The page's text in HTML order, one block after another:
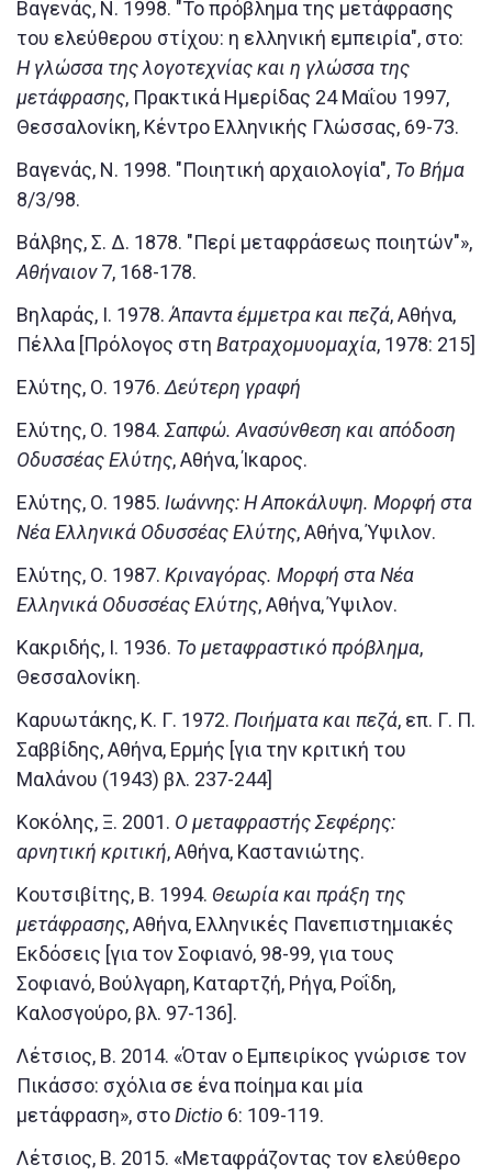
Βαγενάς, Ν. 1998. "Το πρόβλημα της μετάφρασης
του ελεύθερου στίχου: η ελληνική εμπειρία", στο:
Η γλώσσα της λογοτεχνίας και η γλώσσα της
μετάφρασης, Πρακτικά Ημερίδας 24 Μαΐου 1997,
Θεσσαλονίκη, Κέντρο Ελληνικής Γλώσσας, 69-73.
Βαγενάς, Ν. 1998. "Ποιητική αρχαιολογία", Το Βήμα
8/3/98.
Βάλβης, Σ. Δ. 1878. "Περί μεταφράσεως ποιητών"»,
Αθήναιον7, 168-178.
Βηλαράς, Ι. 1978. Άπαντα έμμετρα και πεζά, Αθήνα,
Πέλλα [Πρόλογος στη Βατραχομυομαχία, 1978: 215]
Ελύτης, Ο. 1976. Δεύτερη γραφή
Ελύτης, Ο. 1984. Σαπφώ. Ανασύνθεση και απόδοση
Οδυσσέας Ελύτης, Αθήνα, Ίκαρος.
Ελύτης, Ο. 1985. Ιωάννης: Η Αποκάλυψη. Μορφή στα
Νέα Ελληνικά Οδυσσέας Ελύτης, Αθήνα, Ύψιλον.
Ελύτης, Ο. 1987. Κριναγόρας. Μορφή στα Νέα
Ελληνικά Οδυσσέας Ελύτης, Αθήνα, Ύψιλον.
Κακριδής, Ι. 1936. Το μεταφραστικό πρόβλημα,
Θεσσαλονίκη.
Καρυωτάκης, Κ. Γ. 1972. Ποιήματα και πεζά, επ. Γ. Π.
Σαββίδης, Αθήνα, Ερμής [για την κριτική του
Μαλάνου (1943) βλ. 237-244]
Κοκόλης, Ξ. 2001. Ο μεταφραστής Σεφέρης:
αρνητική κριτική, Αθήνα, Καστανιώτης.
Κουτσιβίτης, Β. 1994. Θεωρία και πράξη της
μετάφρασης, Αθήνα, Ελληνικές Πανεπιστημιακές
Εκδόσεις [για τον Σοφιανό, 98-99, για τους
Σοφιανό, Βούλγαρη, Καταρτζή, Ρήγα, Ροΐδη,
Καλοσγούρο, βλ. 97-136].
Λέτσιος, Β. 2014. «Όταν ο Εμπειρίκος γνώρισε τον
Πικάσσο: σχόλια σε ένα ποίημα και μία
μετάφραση», στοDictio 6: 109-119.
Λέτσιος, Β. 2015. «Μεταφράζοντας τον ελεύθερο